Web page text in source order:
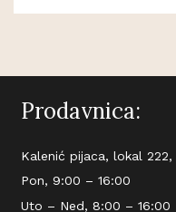
Prodavnica:
Kalenić pijaca, lokal 222,
Pon, 9:00 – 16:00
Uto – Ned, 8:00 – 16:00